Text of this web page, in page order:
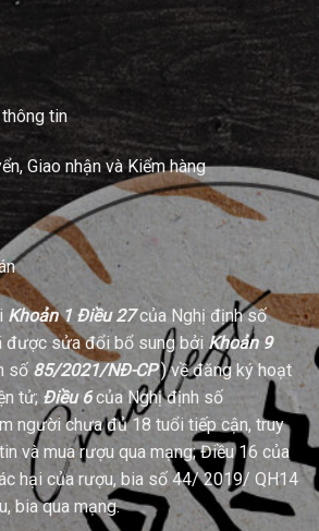
tin
Giao nhận và Kiểm hàng
Khoản 1 Điều 27của Nghị định số
sửa đổi bổ sung bởi Khoản 9
số 85/2021/NĐ-CP) về đăng ký hoạt
tử; Điều 6của Nghị định số
người chưa đủ 18 tuổi tiếp cận, truy
và mua rượu qua mạng; Điều 16 của
hại của rượu, bia số 44/ 2019/ QH14
bia qua mạng.